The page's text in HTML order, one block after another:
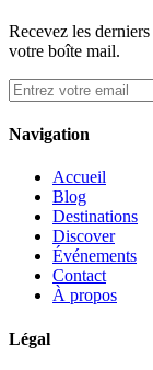
Recevez les
votre boîte mail.
Navigation
Accueil
Blog
Destinations
Discover
Événements
Contact
À propos
Légal